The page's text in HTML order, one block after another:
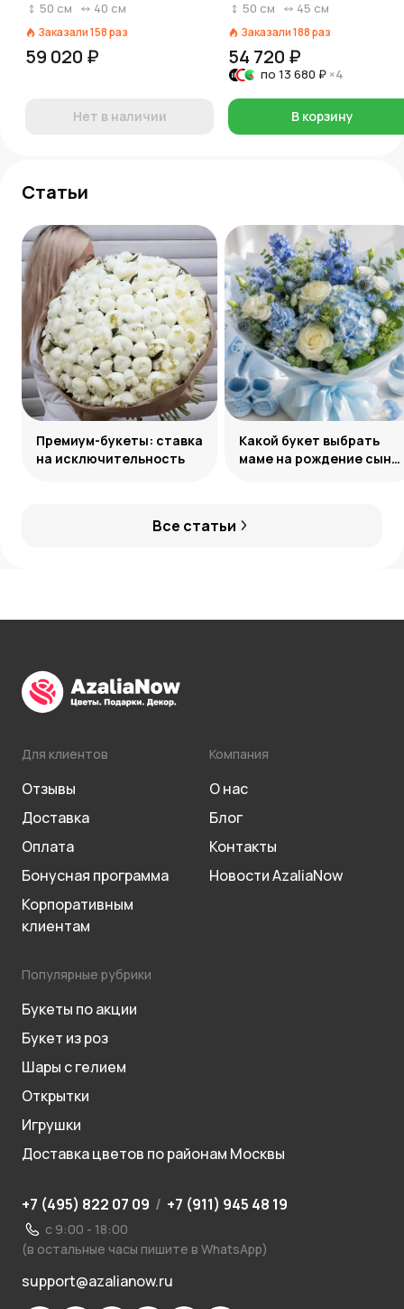
50 см 40 см
Заказали158раз
59 020 ₽
Нет в наличии
50 см 45 см
Заказали188раз
54 720 ₽
по 13 680 ₽ ×4
В корзину
Статьи
Все статьи
Премиум-букеты: ставка
на исключительность
Какой букет выбрать
маме на рождение сына:
Для клиентов
Отзывы
Доставка
Оплата
Бонусная программа
Корпоративным
клиентам
Компания
О нас
Блог
Контакты
Новости AzaliaNow
Популярные рубрики
Букеты по акции
Букет из роз
Шары с гелием
Открытки
Игрушки
Доставка цветов по районам Москвы
+7 (495) 822 07 09 / +7 (911) 945 48 19
с 9:00 - 18:00
(в остальные часы пишите в WhatsApp)
support@azalianow.ru